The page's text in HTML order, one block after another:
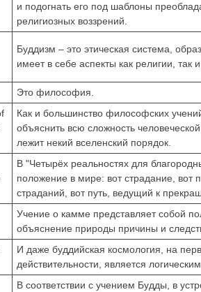
и подогнать его под шаблоны
религиозных воззрений.
Буддизм – это этическая система,
имеет в себе аспекты как религии,
Это философия.
Как и большинство философских
объяснить всю сложность
лежит некий вселенский порядок.
В "Четырёх реальностях для
положение в мире: вот страдание, вот
страданий, вот путь, ведущий к
Учение о камме представляет собой
объяснение природы причины и
И даже буддийская космология, на
действительности, является
В соответствии с учением Будды, в